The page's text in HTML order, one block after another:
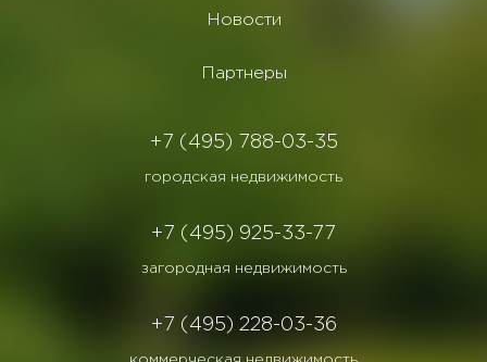
Новости
Партнеры
+7 (495) 788-03-35
городская недвижимость
+7 (495) 925-33-77
загородная недвижимость
+7 (495) 228-03-36